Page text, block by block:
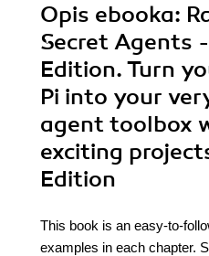
Opis ebooka:
Secret Agents
Edition. Turn
Pi into your
agent toolbox
exciting
Edition
This book is an easy-to-
examples in each chapter.